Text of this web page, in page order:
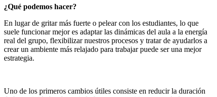
¿Qué podemos hacer?
En lugar de gritar más fuerte o pelear con los estudiantes, lo que
suele funcionar mejor es adaptar las dinámicas del aula a la energía
real del grupo, flexibilizar nuestros procesos y tratar de ayudarlos a
crear un ambiente más relajado para trabajar puede ser una mejor
estrategia.
Uno de los primeros cambios útiles consiste en reducir la duración